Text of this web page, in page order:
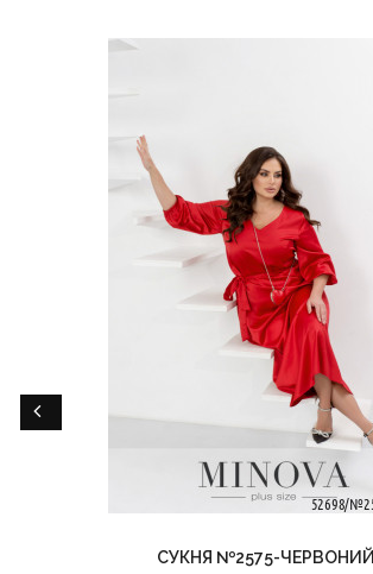
СУКНЯ №2575-ЧЕРВОНИЙ